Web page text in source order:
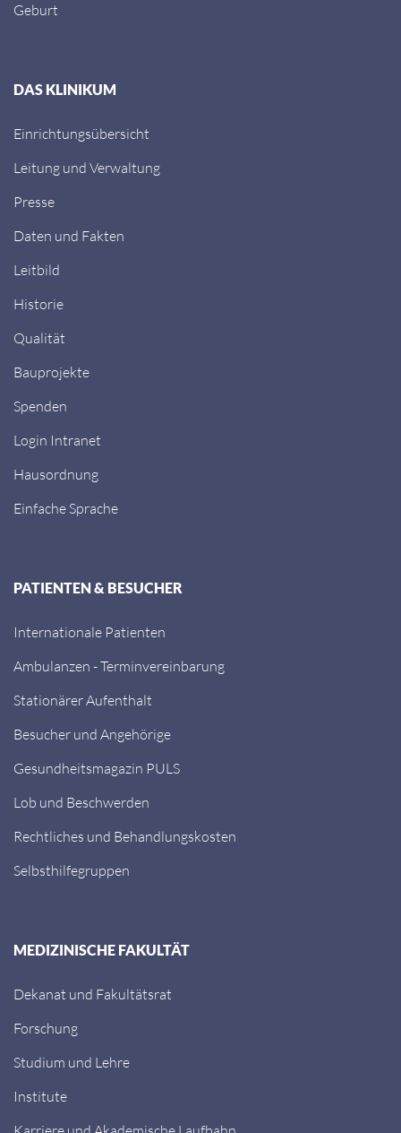
Geburt
DAS KLINIKUM
Einrichtungsübersicht
Leitung und Verwaltung
Presse
Daten und Fakten
Leitbild
Historie
Qualität
Bauprojekte
Spenden
Login Intranet
Hausordnung
Einfache Sprache
PATIENTEN & BESUCHER
Internationale Patienten
Ambulanzen - Terminvereinbarung
Stationärer Aufenthalt
Besucher und Angehörige
Gesundheitsmagazin PULS
Lob und Beschwerden
Rechtliches und Behandlungskosten
Selbsthilfegruppen
MEDIZINISCHE FAKULTÄT
Dekanat und Fakultätsrat
Forschung
Studium und Lehre
Institute